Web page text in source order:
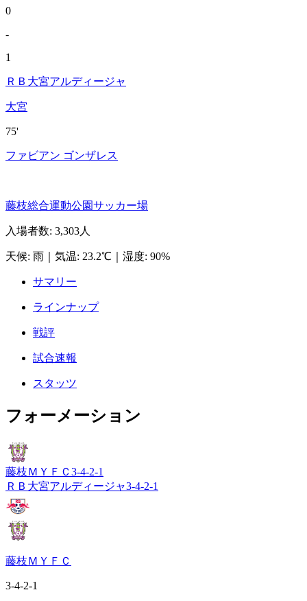
0
-
1
ＲＢ大宮アルディージャ
大宮
75'
ファビアン ゴンザレス
藤枝総合運動公園サッカー場
入場者数: 3,303人
天候: 雨 気温: 23.2℃ 湿度: 90%
サマリー
ラインナップ
戦評
試合速報
スタッツ
フォーメーション
藤枝ＭＹＦＣ 3-4-2-1
ＲＢ大宮アルディージャ3-4-2-1
藤枝ＭＹＦＣ
3-4-2-1